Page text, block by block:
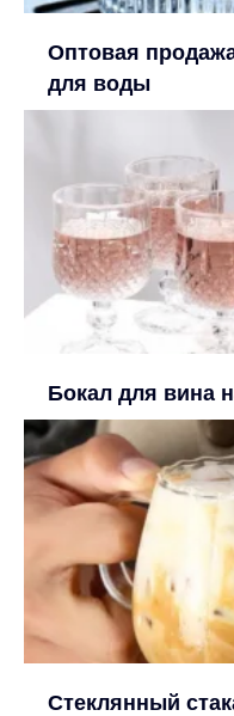
Оптовая
для воды
Бокал для вина
Стеклянный